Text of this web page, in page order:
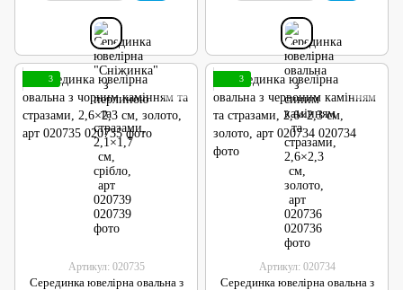
3
Артикул: 020735
Серединка ювелірна овальна з
3
Артикул: 020734
Серединка ювелірна овальна з